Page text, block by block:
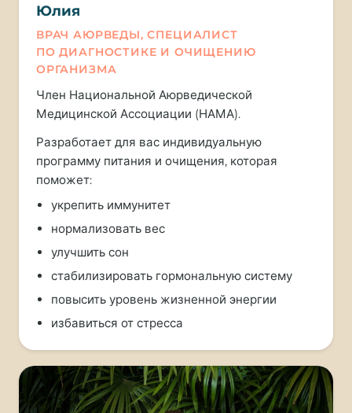
Юлия
ВРАЧ АЮРВЕДЫ, СПЕЦИАЛИСТ
ПО ДИАГНОСТИКЕ И ОЧИЩЕНИЮ
ОРГАНИЗМА
Член Национальной Аюрведической
Медицинской Ассоциации (НАМА).
Разработает для вас индивидуальную
программу питания и очищения, которая
поможет:
укрепить иммунитет
нормализовать вес
улучшить сон
стабилизировать гормональную систему
повысить уровень жизненной энергии
избавиться от стресса